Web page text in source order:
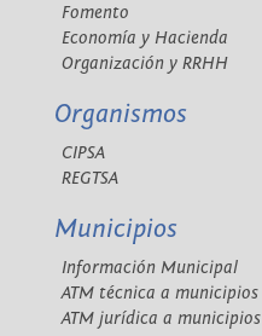
Fomento
Economía y Hacienda
Organización y RRHH
Organismos
CIPSA
REGTSA
Municipios
Información Municipal
ATM técnica a municipios
ATM jurídica a municipios